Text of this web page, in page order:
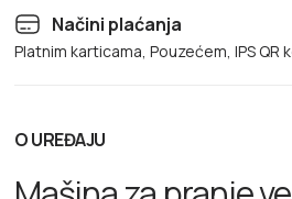
Načini plaćanja
Platnim karticama, Pouzećem, IPS QR
O UREĐAJU